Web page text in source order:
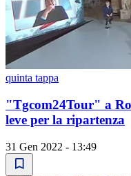
quinta tappa
"Tgcom24Tour" a
leve per la ripartenza
31 Gen 2022 - 13:49